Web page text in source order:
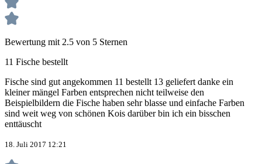
Bewertung mit 2.5 von 5 Sternen
11 Fische bestellt
Fische sind gut angekommen 11 bestellt 13 geliefert danke ein
kleiner mängel Farben entsprechen nicht teilweise den
Beispielbildern die Fische haben sehr blasse und einfache Farben
sind weit weg von schönen Kois darüber bin ich ein bisschen
enttäuscht
18. Juli 2017 12:21